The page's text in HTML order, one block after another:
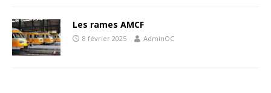
Les rames AMCF
8 février 2025 AdminOC